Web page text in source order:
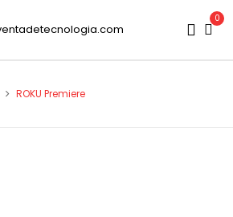
0
ROKU Premiere